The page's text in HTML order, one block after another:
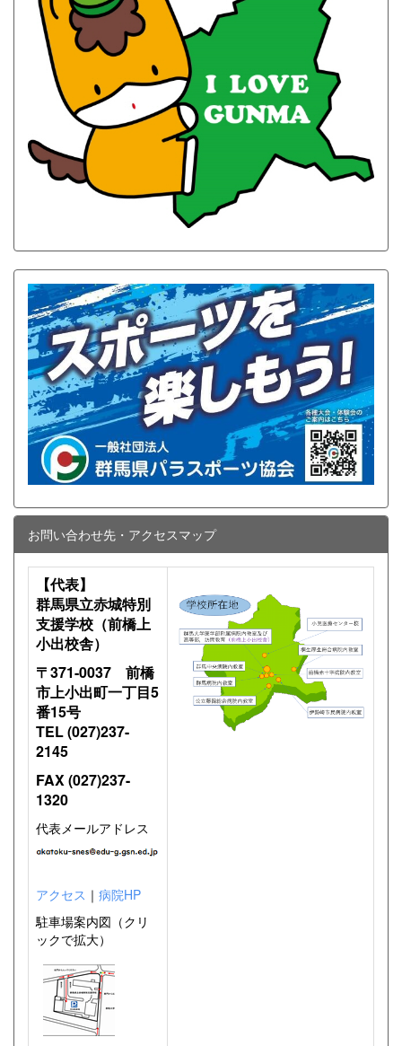
お問い合わせ先・アクセスマップ
【代表】
群馬県立赤城特別
支援学校（前橋上
小出校舎）
〒371-0037 前橋
市上小出町一丁目5
番15号
TEL (027)237-
2145
FAX (027)237-
1320
代表メールアドレス
アクセス ｜ 病院HP
駐車場案内図（クリ
ックで拡大）